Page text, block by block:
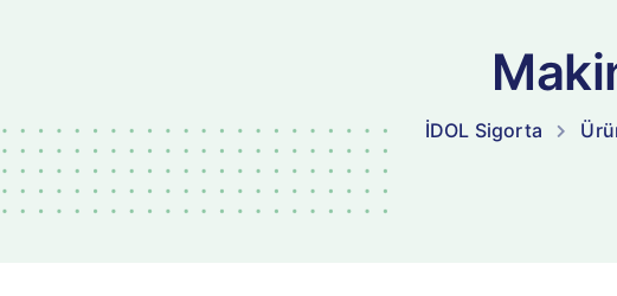
İDOL Sigorta